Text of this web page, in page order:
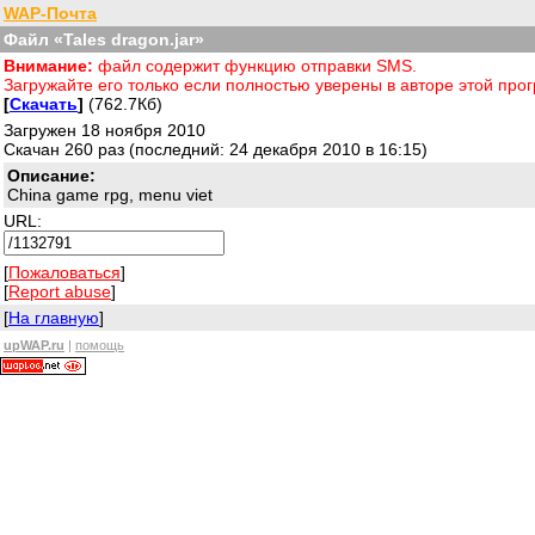
WAP-Почта
Файл «Tales dragon.jar»
Внимание: файл содержит функцию отправки SMS.
Загружайте его только если полностью уверены в авторе этой
[Скачать] (762.7Кб)
Загружен 18 ноября 2010
Скачан 260 раз (последний: 24 декабря 2010 в 16:15)
Описание:
China game rpg, menu viet
URL:
[Пожаловаться]
[Report abuse]
[На главную]
upWAP.ru | помощь